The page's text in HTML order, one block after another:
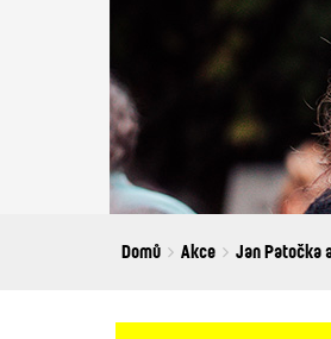
Breadcrumbs
You
Domů Akce Jan Patočka